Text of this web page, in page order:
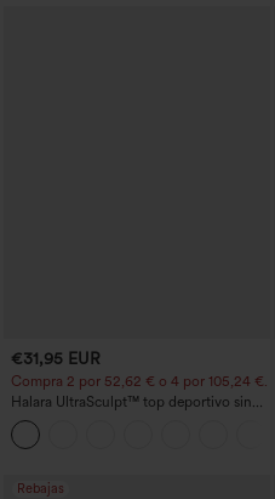
€31,95 EUR
Compra 2 por 52,62 € o 4 por 105,24 €.
Halara UltraSculpt™ top deportivo sin
mangas con escote redondo y bajo
curvo
Rebajas